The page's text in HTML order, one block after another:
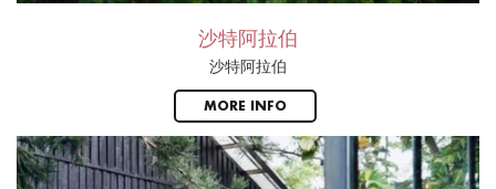
沙特阿拉伯
沙特阿拉伯
MORE INFO